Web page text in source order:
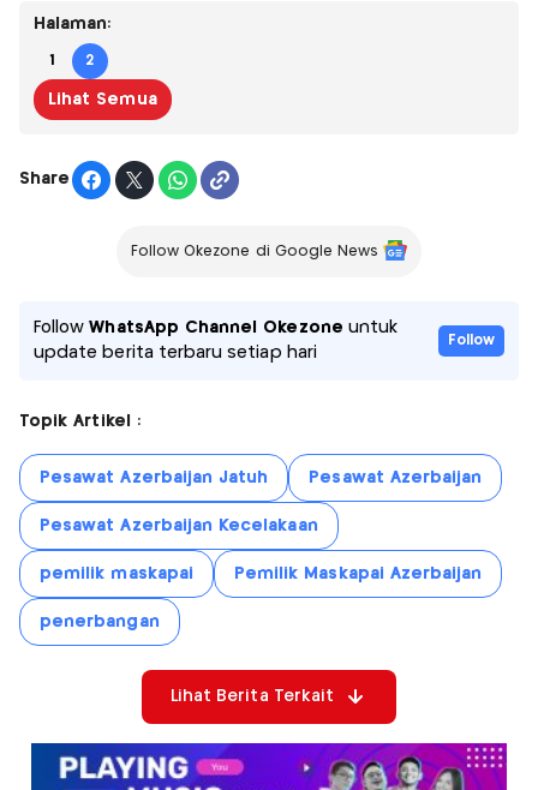
Halaman:
1 2
Lihat Semua
Share
Follow Okezone di Google News
FollowWhatsApp Channel Okezone untuk
update berita terbaru setiap hari
Follow
Topik Artikel :
Pesawat Azerbaijan Jatuh Pesawat Azerbaijan
Pesawat Azerbaijan Kecelakaan
pemilik maskapai Pemilik Maskapai Azerbaijan
penerbangan
Lihat Berita Terkait